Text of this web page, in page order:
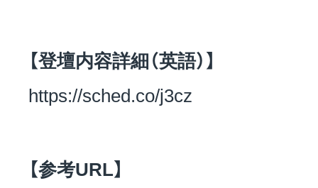
【登壇内容詳細（英語）】
https://sched.co/j3cz
【参考URL】